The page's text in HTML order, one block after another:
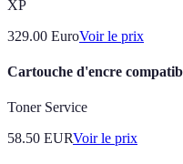
XP
329.00 EuroVoir le prix
Cartouche d'encre
Toner Service
58.50 EURVoir le prix